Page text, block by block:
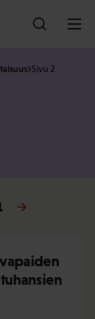
Sivu 2
»